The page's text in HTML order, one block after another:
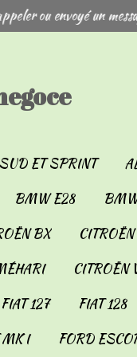
ou envoyé un
ET SPRINT
BMW E28
BX
CITROËN
FIAT 127 FIAT 128
MK I FORD